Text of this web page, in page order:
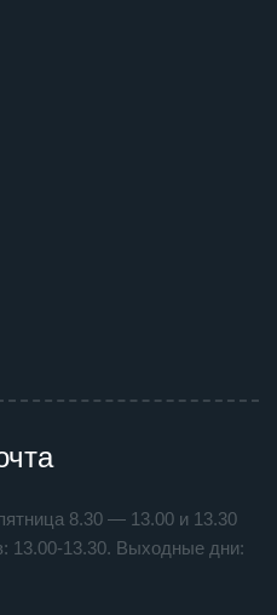
8.30 — 13.00 и 13.30
13.30. Выходные дни: